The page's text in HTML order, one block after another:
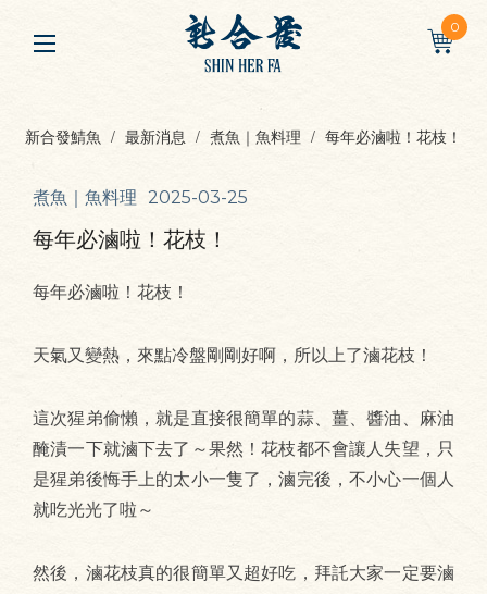
0
新合發鯖魚 最新消息 煮魚｜魚料理 每年必滷啦！花枝！
煮魚｜魚料理 2025-03-25
每年必滷啦！花枝！
每年必滷啦！花枝！
天氣又變熱，來點冷盤剛剛好啊，所以上了滷花枝！
這次猩弟偷懶，就是直接很簡單的蒜、薑、醬油、麻油
醃漬一下就滷下去了～果然！花枝都不會讓人失望，只
是猩弟後悔手上的太小一隻了，滷完後，不小心一個人
就吃光光了啦～
然後，滷花枝真的很簡單又超好吃，拜託大家一定要滷